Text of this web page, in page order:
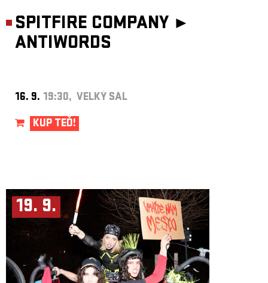
SPITFIRE COMPANY ►
ANTIWORDS
16. 9. 19:30, VELKÝ SÁL
KUP TEĎ!
19. 9.